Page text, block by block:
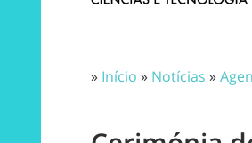
» Início » Notícias »